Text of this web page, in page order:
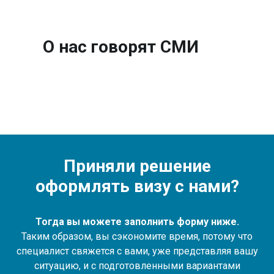
О нас говорят СМИ
Приняли решение
оформлять визу с нами?
Тогда вы можете заполнить форму ниже.
Таким образом, вы сэкономите время, потому что
специалист свяжется с вами, уже представляя вашу
ситуацию, и с подготовленными вариантами